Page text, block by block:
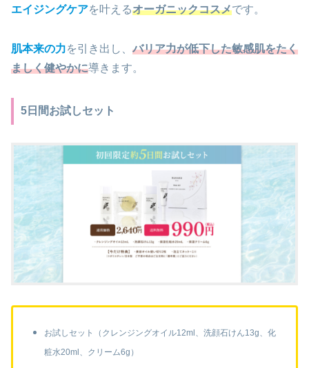
エイジングケアを叶えるオーガニックコスメです。
肌本来の力を引き出し、 バリア力が低下した敏感肌をたく
ましく健やかに導きます。
5日間お試しセット
お試しセット（クレンジングオイル12ml、洗顔石けん13g、化
粧水20ml、クリーム6g）